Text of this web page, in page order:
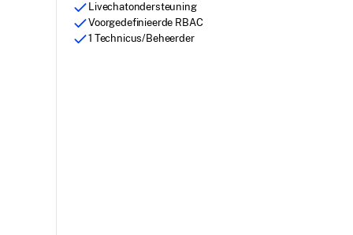
Livechatondersteuning
Voorgedefinieerde RBAC
1 Technicus/Beheerder